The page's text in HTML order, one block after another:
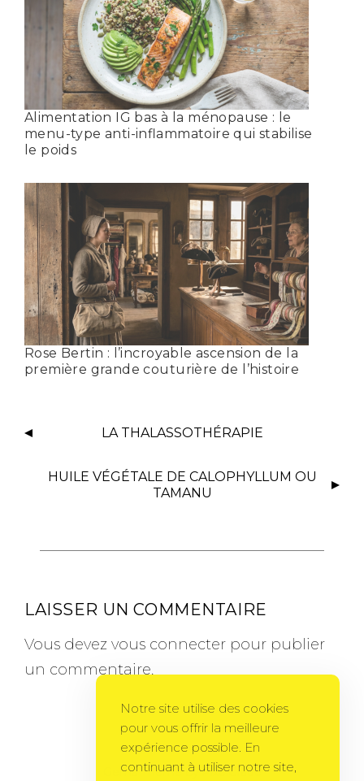
Alimentation IG bas à la ménopause : le
menu-type anti-inflammatoire qui stabilise
le poids
Rose Bertin : l’incroyable ascension de la
première grande couturière de l’histoire
LA THALASSOTHÉRAPIE
HUILE VÉGÉTALE DE CALOPHYLLUM OU
TAMANU
LAISSER UN COMMENTAIRE
Vous devez vous connecter pour publier
un commentaire.
Gema Theme by PixelGrade
Notre site utilise des cookies
pour vous offrir la meilleure
expérience possible. En
continuant à utiliser notre site,